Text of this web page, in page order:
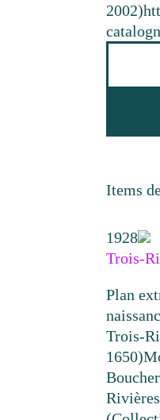
2002)
Items
1928
Trois-
Plan
Trois-
1650)